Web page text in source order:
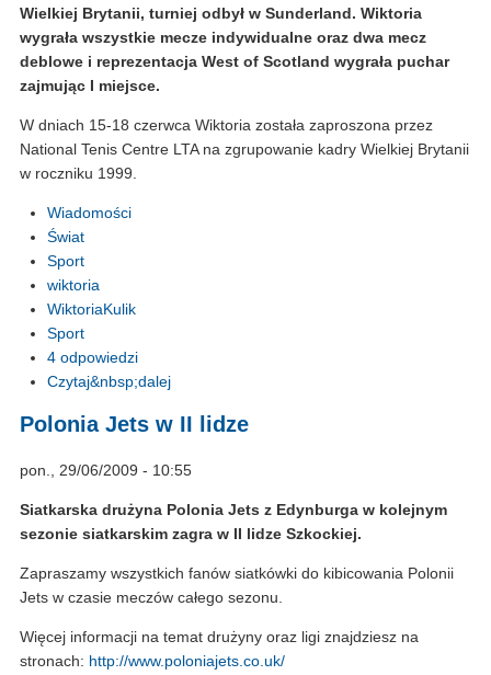
Wielkiej Brytanii, turniej odbył w Sunderland. Wiktoria
wygrała wszystkie mecze indywidualne oraz dwa mecz
deblowe i reprezentacja West of Scotland wygrała puchar
zajmując I miejsce.
W dniach 15-18 czerwca Wiktoria została zaproszona przez
National Tenis Centre LTA na zgrupowanie kadry Wielkiej Brytanii
w roczniku 1999.
Wiadomości
Świat
Sport
wiktoria
WiktoriaKulik
Sport
4 odpowiedzi
Czytaj&nbsp;dalej
Polonia Jets w II lidze
pon., 29/06/2009 - 10:55
Siatkarska drużyna Polonia Jets z Edynburga w kolejnym
sezonie siatkarskim zagra w II lidze Szkockiej.
Zapraszamy wszystkich fanów siatkówki do kibicowania Polonii
Jets w czasie meczów całego sezonu.
Więcej informacji na temat drużyny oraz ligi znajdziesz na
stronach: http://www.poloniajets.co.uk/